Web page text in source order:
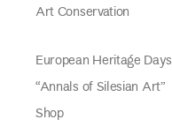
Art Conservation
European Heritage Days
“Annals of Silesian Art”
Shop